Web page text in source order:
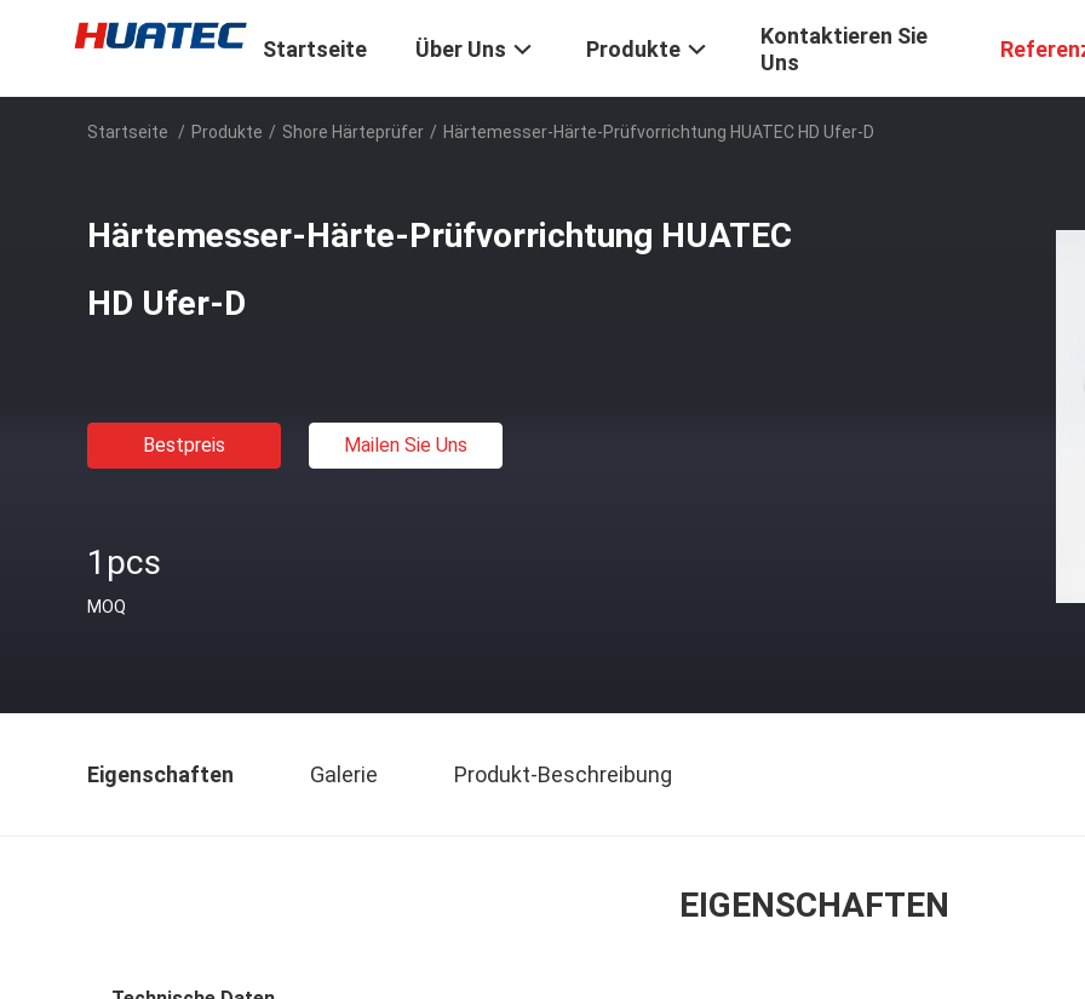
Startseite Über Uns Produkte
Kontaktieren Sie
Uns
Startseite / Produkte / Shore Härteprüfer / Härtemesser-Härte-Prüfvorrichtung HUATEC HD Ufer-D
Härtemesser-Härte-Prüfvorrichtung HUATEC
HD Ufer-D
Bestpreis Mailen Sie Uns
1pcs
MOQ
Eigenschaften Galerie Produkt-Beschreibung
EIGENSCHAFTEN